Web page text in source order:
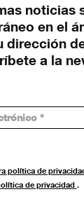
noticias
en el
dirección
a la
política de
de privacidad .